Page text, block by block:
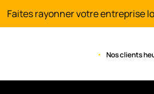
Faites rayonner votre entreprise
Nos clients